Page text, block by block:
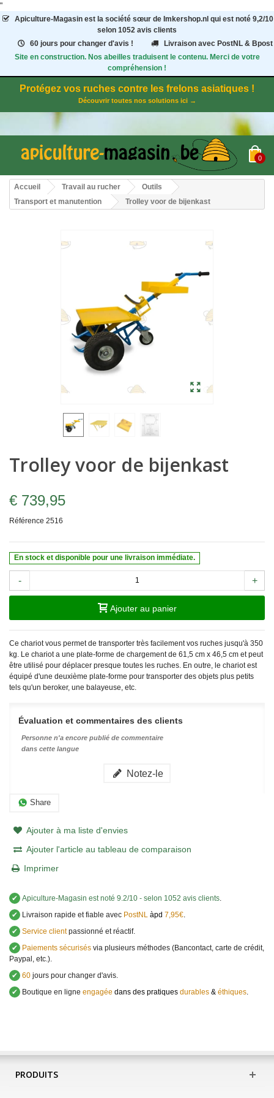
"
Apiculture-Magasinest la société sœur de Imkershop.nl qui est noté 9,2/10
selon 1052 avis clients
60 jours pour changer d'avis !
Livraison avec PostNL & Bpost
Site en construction. Nos abeilles traduisent le contenu. Merci de votre
compréhension !
Protégez vos ruches contre les frelons asiatiques !
Découvrir toutes nos solutions ici →
0
Accueil Travail au rucher
Outils
Transport et manutention
Trolley voor de bijenkast
Trolley voor de bijenkast
€ 739,95
Référence 2516
En stock et disponible pour une livraison immédiate.
- +
Ajouter au panier
Ce chariot vous permet de transporter très facilement vos ruches jusqu'à 350
kg. Le chariot a une plate-forme de chargement de 61,5 cm x 46,5 cm et peut
être utilisé pour déplacer presque toutes les ruches. En outre, le chariot est
équipé d'une deuxième plate-forme pour transporter des objets plus petits
tels qu'un beroker, une balayeuse, etc.
Évaluation et commentaires des clients
Personne n'a encore publié de commentaire
dans cette langue
Notez-le
Share
Ajouter à ma liste d'envies
Ajouter l'article au tableau de comparaison
Imprimer
✔ Apiculture-Magasin est noté 9.2/10 - selon 1052 avis clients
✔
Livraison rapide et fiable avec PostNL àpd 7,95€
✔ Service clientpassionné et réactif.
✔
Paiements sécurisés via plusieurs méthodes (Bancontact, carte de crédit,
Paypal, etc.).
✔ 60 jours pour changer d'avis.
✔
Boutique en ligne engagée dans des pratiques durables & éthiques
PRODUITS